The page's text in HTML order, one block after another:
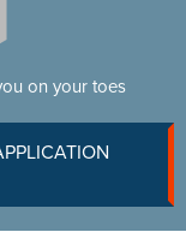
on your toes